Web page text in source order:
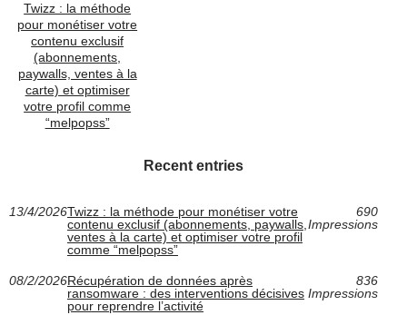
Twizz : la méthode
pour monétiser votre
contenu exclusif
(abonnements,
paywalls, ventes à la
carte) et optimiser
votre profil comme
“melpopss”
Recent entries
13/4/2026Twizz : la méthode pour monétiser votre
contenu exclusif (abonnements, paywalls,
ventes à la carte) et optimiser votre profil
comme “melpopss”
690
Impressions
08/2/2026Récupération de données après
ransomware : des interventions décisives
pour reprendre l’activité
836
Impressions